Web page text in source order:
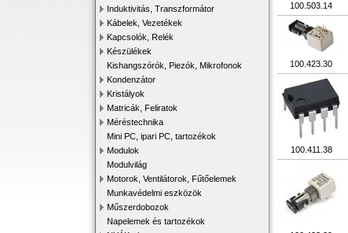
Induktivitás, Transzformátor
Kábelek, Vezetékek
Kapcsolók, Relék
Készülékek
Kishangszórók, Piezók, Mikrofonok
Kondenzátor
Kristályok
Matricák, Feliratok
Méréstechnika
Mini PC, ipari PC, tartozékok
Modulok
Modulvilág
Motorok, Ventilátorok, Fűtőelemek
Munkavédelmi eszközök
Műszerdobozok
Napelemek és tartozékok
100.503.14
100.423.30
100.411.38